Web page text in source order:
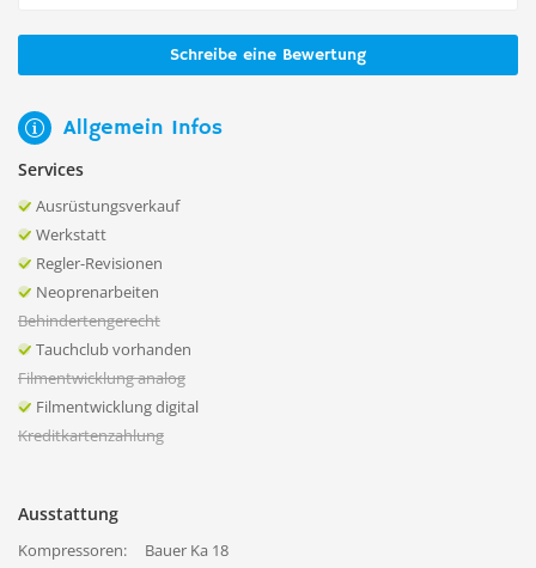
Schreibe eine Bewertung
Allgemein Infos
Services
Ausrüstungsverkauf
Werkstatt
Regler-Revisionen
Neoprenarbeiten
Behindertengerecht
Tauchclub vorhanden
Filmentwicklung analog
Filmentwicklung digital
Kreditkartenzahlung
Ausstattung
Kompressoren:
Bauer Ka 18